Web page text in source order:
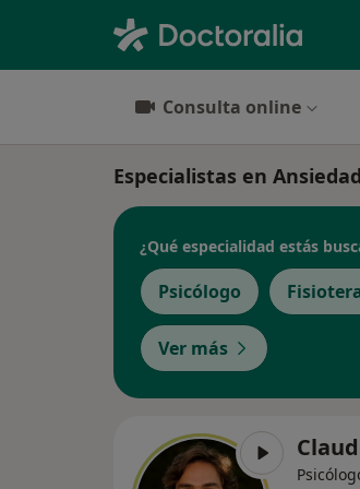
Consulta online
Especialistas en
¿Qué especialidad estás
Psicólogo
Ver más